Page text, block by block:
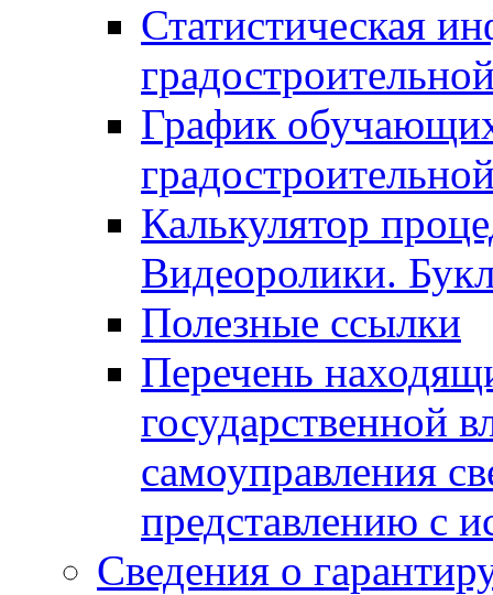
Статистическая
График
Калькулятор
Видеоролики.
Полезные ссылки
Перечень
государственной
самоуправления
представлению с
Сведения о